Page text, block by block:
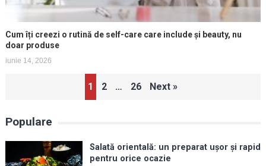
Cum îți creezi o rutină de self-care care include și beauty, nu
doar produse
iunie 14, 2026
1 2 … 26 Next »
Populare
Salată orientală: un preparat ușor și rapid
pentru orice ocazie